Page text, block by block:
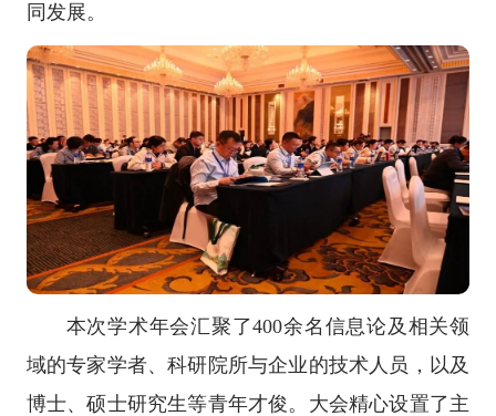
同发展。
本次学术年会汇聚了400余名信息论及相关领
域的专家学者、科研院所与企业的技术人员，以及
博士、硕士研究生等青年才俊。大会精心设置了主